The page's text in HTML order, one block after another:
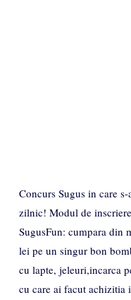
Concurs Sugus in care
zilnic! Modul de
SugusFun: cumpara din
lei pe un singur bon
cu lapte, jeleuri,incarca
cu care ai facut achizitia